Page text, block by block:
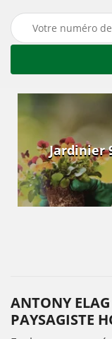
Jardinier
ANTONY ELAG
PAYSAGISTE